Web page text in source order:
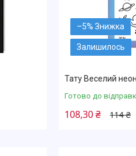
–5%
Залишилось
Тату Веселий
Готово до
114 ₴
108,30 ₴